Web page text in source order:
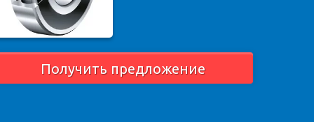
Получить предложение